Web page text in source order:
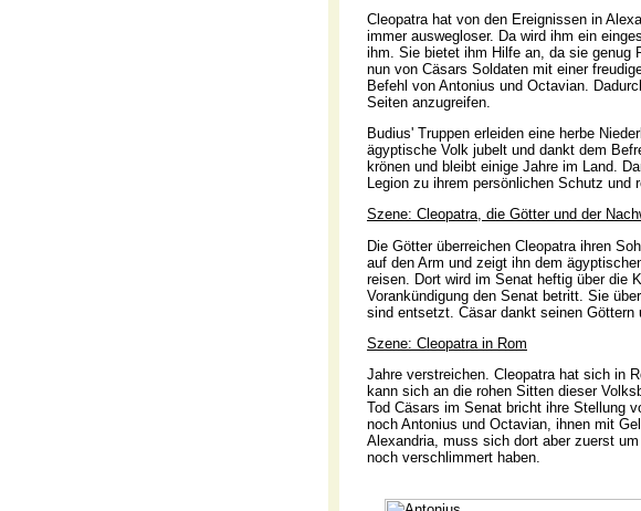
Cleopatra hat von den Ereignissen in
immer auswegloser. Da wird ihm ein
ihm. Sie bietet ihm Hilfe an, da sie genug
nun von Cäsars Soldaten mit einer
Befehl von Antonius und Octavian.
Seiten anzugreifen.
Budius' Truppen erleiden eine herbe
ägyptische Volk jubelt und dankt dem
krönen und bleibt einige Jahre im Land.
Legion zu ihrem persönlichen Schutz und
Szene: Cleopatra, die Götter und der
Die Götter überreichen Cleopatra ihren
auf den Arm und zeigt ihn dem
reisen. Dort wird im Senat heftig über die
Vorankündigung den Senat betritt. Sie
sind entsetzt. Cäsar dankt seinen Göttern
Szene: Cleopatra in Rom
Jahre verstreichen. Cleopatra hat sich in
kann sich an die rohen Sitten dieser
Tod Cäsars im Senat bricht ihre Stellung
noch Antonius und Octavian, ihnen mit
Alexandria, muss sich dort aber zuerst
noch verschlimmert haben.